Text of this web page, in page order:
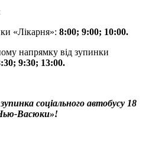
«Лікарня»: 8:00; 9:00; 10:00.
напрямку від зупинки
:30; 9:30; 13:00.
соціального автобусу 18
Васюки»!